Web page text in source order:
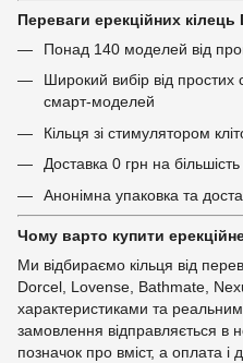
Переваги ерекційних кілець
Понад 140 моделей від
Широкий вибір від простих
смарт-моделей
Кільця зі стимулятором
Доставка 0 грн на більшість
Анонімна упаковка та
Чому варто купити
Ми відбираємо кільця від
Dorcel, Lovense, Bathmate,
характеристиками та
замовлення відправляється в
позначок про вміст, а оплата і